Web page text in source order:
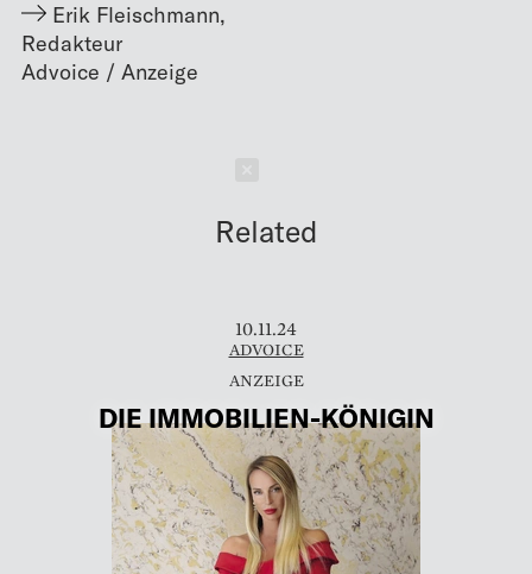
Erik Fleischmann,
Redakteur
Related
10.11.24
ADVOICE
DIE IMMOBILIEN-­KÖNIGIN